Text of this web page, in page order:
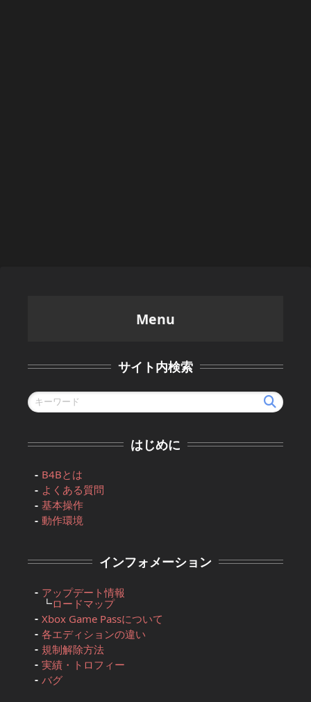
Menu
サイト内検索
はじめに
B4Bとは
よくある質問
基本操作
動作環境
インフォメーション
アップデート情報
┗ロードマップ
Xbox Game Passについて
各エディションの違い
規制解除方法
実績・トロフィー
バグ